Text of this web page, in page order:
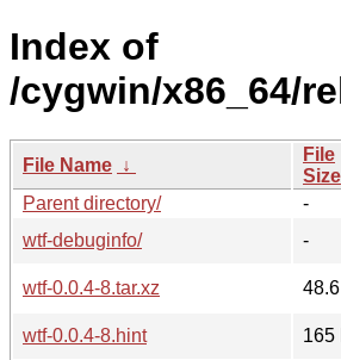
Index of
/cygwin/x86_64/
File Name ↓
File
Size
Parent directory/
-
wtf-debuginfo/
-
wtf-0.0.4-8.tar.xz
wtf-0.0.4-8.hint
165